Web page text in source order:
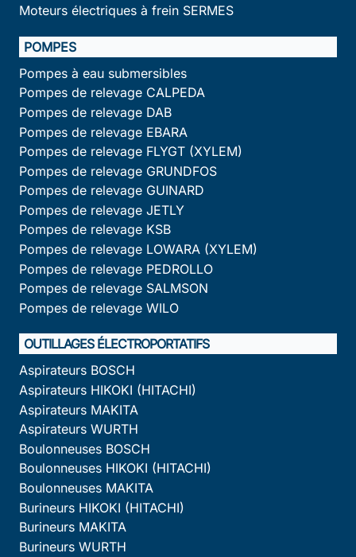
Moteurs électriques à frein SERMES
POMPES
Pompes à eau submersibles
Pompes de relevage CALPEDA
Pompes de relevage DAB
Pompes de relevage EBARA
Pompes de relevage FLYGT (XYLEM)
Pompes de relevage GRUNDFOS
Pompes de relevage GUINARD
Pompes de relevage JETLY
Pompes de relevage KSB
Pompes de relevage LOWARA (XYLEM)
Pompes de relevage PEDROLLO
Pompes de relevage SALMSON
Pompes de relevage WILO
OUTILLAGES ÉLECTROPORTATIFS
Aspirateurs BOSCH
Aspirateurs HIKOKI (HITACHI)
Aspirateurs MAKITA
Aspirateurs WURTH
Boulonneuses BOSCH
Boulonneuses HIKOKI (HITACHI)
Boulonneuses MAKITA
Burineurs HIKOKI (HITACHI)
Burineurs MAKITA
Burineurs WURTH